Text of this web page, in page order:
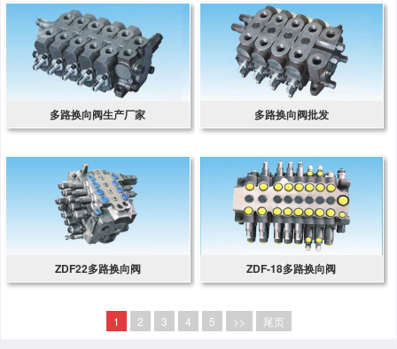
多路换向阀生产厂家 多路换向阀批发
ZDF22多路换向阀 ZDF-18多路换向阀
1 2 3 4 5 >> 尾页